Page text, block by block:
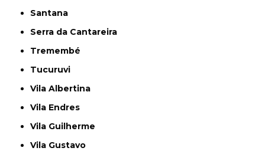
Santana
Serra da Cantareira
Tremembé
Tucuruvi
Vila Albertina
Vila Endres
Vila Guilherme
Vila Gustavo